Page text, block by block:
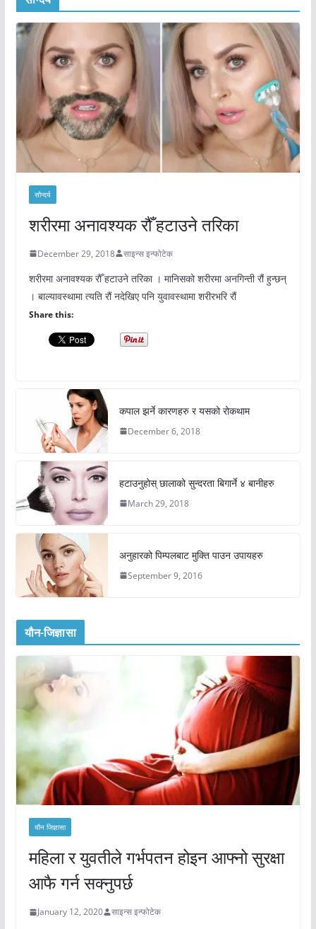
सौन्दर्य
शरीरमा अनावश्यक रौँ हटाउने तरिका
December 29, 2018 साइन्स इन्फोटेक
शरीरमा अनावश्यक रौँ हटाउने तरिका । मानिसको शरीरमा अनगिन्ती रौं हुन्छन्
। बाल्यावस्थामा त्यति रौं नदेखिए पनि युवावस्थामा शरीरभरि रौं
Share this:
कपाल झर्ने कारणहरु र यसको रोकथाम
December 6, 2018
हटाउनुहोस् छालाको सुन्दरता बिगार्ने ४ बानीहरु
March 29, 2018
अनुहारको पिम्पलबाट मुक्ति पाउन उपायहरु
September 9, 2016
यौन-जिज्ञासा
यौन जिज्ञासा
महिला र युवतीले गर्भपतन होइन आफ्नो सुरक्षा
आफै गर्न सक्नुपर्छ
January 12, 2020 साइन्स इन्फोटेक